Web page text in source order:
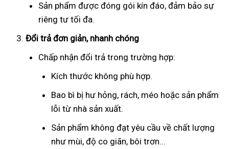
Sản phẩm được đóng gói kín đáo, đảm bảo sự
riêng tư tối đa.
Đổi trả đơn giản, nhanh chóng
Chấp nhận đổi trả trong trường hợp:
Kích thước không phù hợp.
Bao bì bị hư hỏng, rách, méo hoặc sản phẩm
lỗi từ nhà sản xuất.
Sản phẩm không đạt yêu cầu về chất lượng
như mùi, độ co giãn, bôi trơn...